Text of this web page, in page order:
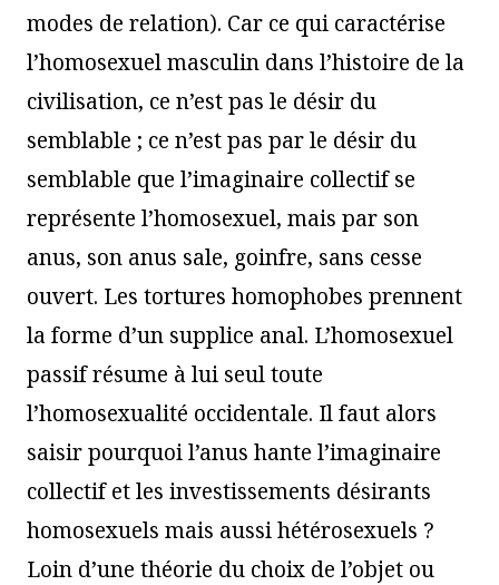
modes de relation). Car ce qui caractérise
l’homosexuel masculin dans l’histoire de la
civilisation, ce n’est pas le désir du
semblable ; ce n’est pas par le désir du
semblable que l’imaginaire collectif se
représente l’homosexuel, mais par son
anus, son anus sale, goinfre, sans cesse
ouvert. Les tortures homophobes prennent
la forme d’un supplice anal. L’homosexuel
passif résume à lui seul toute
l’homosexualité occidentale. Il faut alors
saisir pourquoi l’anus hante l’imaginaire
collectif et les investissements désirants
homosexuels mais aussi hétérosexuels ?
Loin d’une théorie du choix de l’objet ou